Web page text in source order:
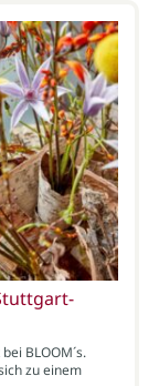
BLOOM´s.
zu einem